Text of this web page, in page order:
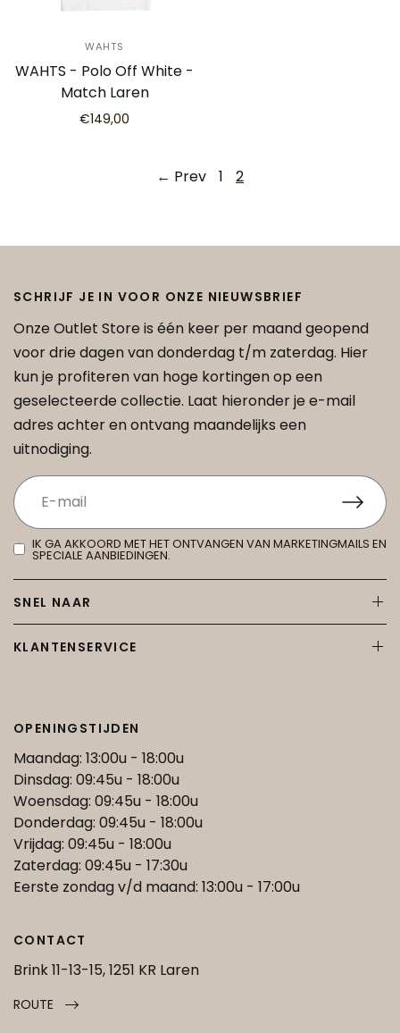
WAHTS
WAHTS - Polo Off White -
Match Laren
€149,00
← Prev 1 2
SCHRIJF JE IN VOOR ONZE NIEUWSBRIEF
Onze Outlet Store is één keer per maand geopend
voor drie dagen van donderdag t/m zaterdag. Hier
kun je profiteren van hoge kortingen op een
geselecteerde collectie. Laat hieronder je e-mail
adres achter en ontvang maandelijks een
uitnodiging.
IK GA AKKOORD MET HET ONTVANGEN VAN MARKETINGMAILS EN
SPECIALE AANBIEDINGEN.
SNEL NAAR
KLANTENSERVICE
OPENINGSTIJDEN
Maandag: 13:00u - 18:00u
Dinsdag: 09:45u - 18:00u
Woensdag: 09:45u - 18:00u
Donderdag: 09:45u - 18:00u
Vrijdag: 09:45u - 18:00u
Zaterdag: 09:45u - 17:30u
Eerste zondag v/d maand: 13:00u - 17:00u
CONTACT
Brink 11-13-15, 1251 KR Laren
ROUTE